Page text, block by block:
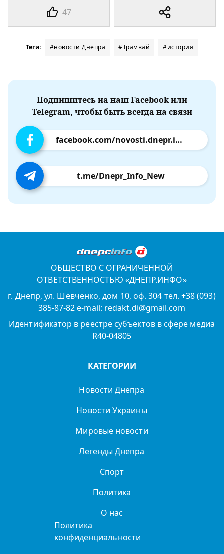
47
Теги: #новости Днепра #Трамвай #история
Подпишитесь на наш Facebook или
Telegram, чтобы быть всегда на связи
facebook.com/novosti.dnepr.info
t.me/Dnepr_Info_New
ОБЩЕСТВО С ОГРАНИЧЕННОЙ
ОТВЕТСТВЕННОСТЬЮ «ДНЕПР.ИНФО»
г. Днепр, ул. Шевченко, дом 10, оф. 304 тел. +38 (093)
385-87-82 e-mail: redakt.di@gmail.com
Идентификатор в реестре субъектов в сфере медиа
R40-04805
КАТЕГОРИИ
Новости Днепра
Новости Украины
Мировые новости
Легенды Днепра
Спорт
Политика
О нас
Политика
конфиденциальности